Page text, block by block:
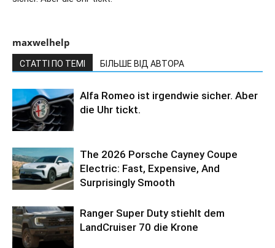
maxwelhelp
СТАТТІ ПО ТЕМІ БІЛЬШЕ ВІД АВТОРА
Alfa Romeo ist irgendwie sicher. Aber
die Uhr tickt.
The 2026 Porsche Cayney Coupe
Electric: Fast, Expensive, And
Surprisingly Smooth
Ranger Super Duty stiehlt dem
LandCruiser 70 die Krone